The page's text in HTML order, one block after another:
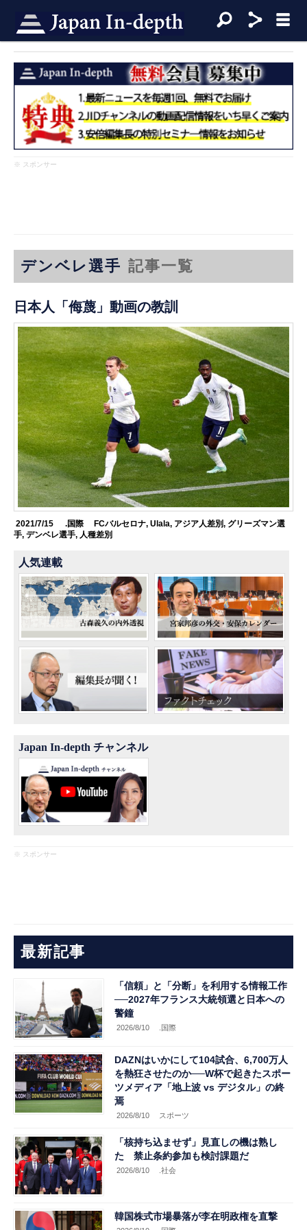
※ スポンサー
デンベレ選手 記事一覧
日本人「侮蔑」動画の教訓
2021/7/15 .国際 FCバルセロナ, Ulala, アジア人差別, グリーズマン選
手,デンベレ選手, 人種差別
人気連載
Japan In-depth チャンネル
※ スポンサー
最新記事
「信頼」と「分断」を利用する情報工作
──2027年フランス大統領選と日本への
警鐘
2026/8/10 .国際
DAZNはいかにして104試合、6,700万人
を熱狂させたのか──W杯で起きたスポー
ツメディア「地上波 vs デジタル」の終
焉
2026/8/10 スポーツ
「核持ち込ませず」見直しの機は熟し
た 禁止条約参加も検討課題だ
2026/8/10 .社会
韓国株式市場暴落が李在明政権を直撃